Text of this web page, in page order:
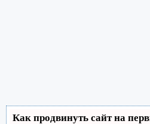
Как продвинуть сайт на